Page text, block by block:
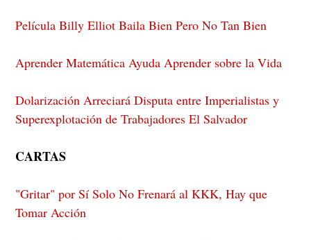
Película Billy Elliot Baila Bien Pero No Tan Bien
Aprender Matemática Ayuda Aprender sobre la Vida
Dolarización Arreciará Disputa entre Imperialistas y
Superexplotación de Trabajadores El Salvador
CARTAS
"Gritar" por Sí Solo No Frenará al KKK, Hay que
Tomar Acción